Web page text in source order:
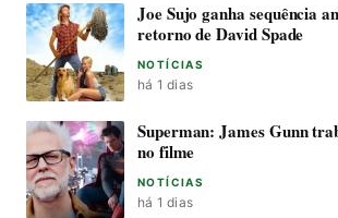
Joe Sujo ganha sequência
retorno de David Spade
NOTÍCIAS
há 1 dias
Superman: James Gunn
no filme
NOTÍCIAS
há 1 dias